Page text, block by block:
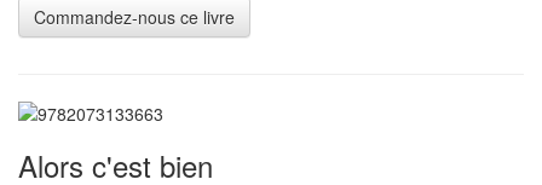
Alors c'est bien